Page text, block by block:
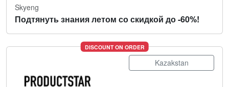
Skyeng
Подтянуть знания летом со скидкой до -60%!
DISCOUNT ON ORDER
Kazakstan